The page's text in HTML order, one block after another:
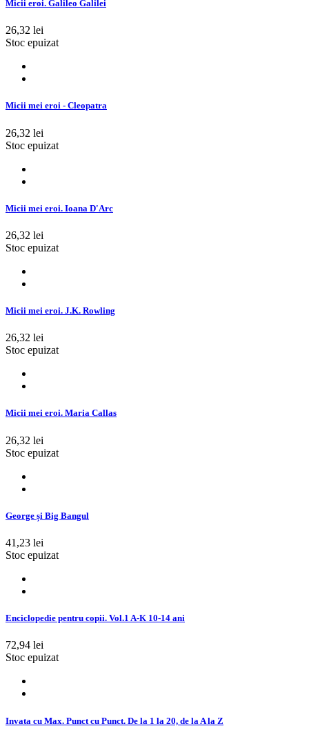
Micii eroi. Galileo Galilei
26,32 lei
Stoc epuizat
Micii mei eroi - Cleopatra
26,32 lei
Stoc epuizat
Micii mei eroi. Ioana D'Arc
26,32 lei
Stoc epuizat
Micii mei eroi. J.K. Rowling
26,32 lei
Stoc epuizat
Micii mei eroi. Maria Callas
26,32 lei
Stoc epuizat
George și Big Bangul
41,23 lei
Stoc epuizat
Enciclopedie pentru copii. Vol.1 A-K 10-14 ani
72,94 lei
Stoc epuizat
Invata cu Max. Punct cu Punct. De la 1 la 20, de la A la Z